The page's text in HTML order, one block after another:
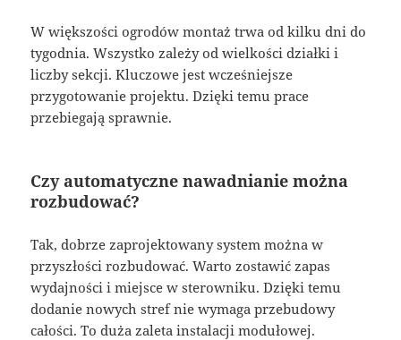
W większości ogrodów montaż trwa od kilku dni do
tygodnia. Wszystko zależy od wielkości działki i
liczby sekcji. Kluczowe jest wcześniejsze
przygotowanie projektu. Dzięki temu prace
przebiegają sprawnie.
Czy automatyczne nawadnianie można
rozbudować?
Tak, dobrze zaprojektowany system można w
przyszłości rozbudować. Warto zostawić zapas
wydajności i miejsce w sterowniku. Dzięki temu
dodanie nowych stref nie wymaga przebudowy
całości. To duża zaleta instalacji modułowej.